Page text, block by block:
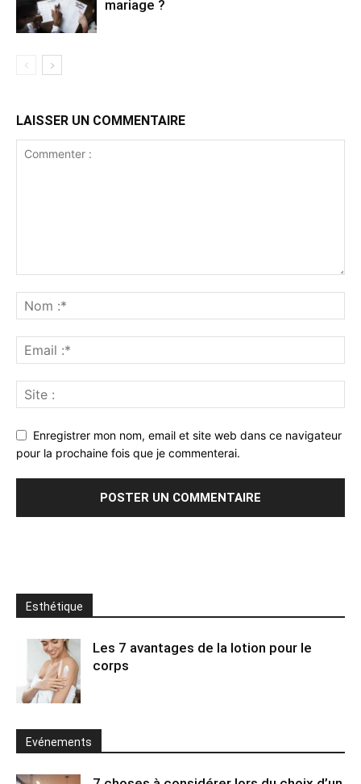
mariage ?
LAISSER UN COMMENTAIRE
Enregistrer mon nom, email et site web dans ce navigateur
pour la prochaine fois que je commenterai.
Esthétique
Les 7 avantages de la lotion pour le
corps
Evénements